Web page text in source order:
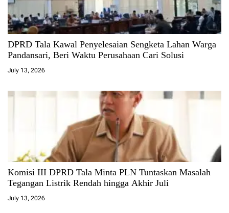
DPRD Tala Kawal Penyelesaian Sengketa Lahan Warga
Pandansari, Beri Waktu Perusahaan Cari Solusi
July 13, 2026
Komisi III DPRD Tala Minta PLN Tuntaskan Masalah
Tegangan Listrik Rendah hingga Akhir Juli
July 13, 2026